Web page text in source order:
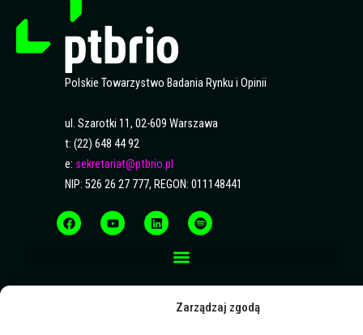
Zarządzaj zgodą
Polskie Towarzystwo Badania Rynku i Opinii
ul. Szarotki 11, 02-609 Warszawa
t: (22) 648 44 92
e: sekretariat@ptbrio.pl
NIP: 526 26 27 777, REGON: 011148441
a
c
e
k
o
u
t
i
n
k
n
p
o
t